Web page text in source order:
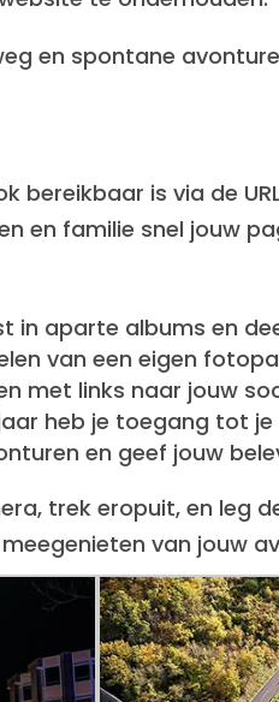
en spontane
bereikbaar is via de
en familie snel jouw
in aparte albums en
van een eigen
met links naar jouw
heb je toegang tot
en geef jouw
trek eropuit, en leg
van jouw